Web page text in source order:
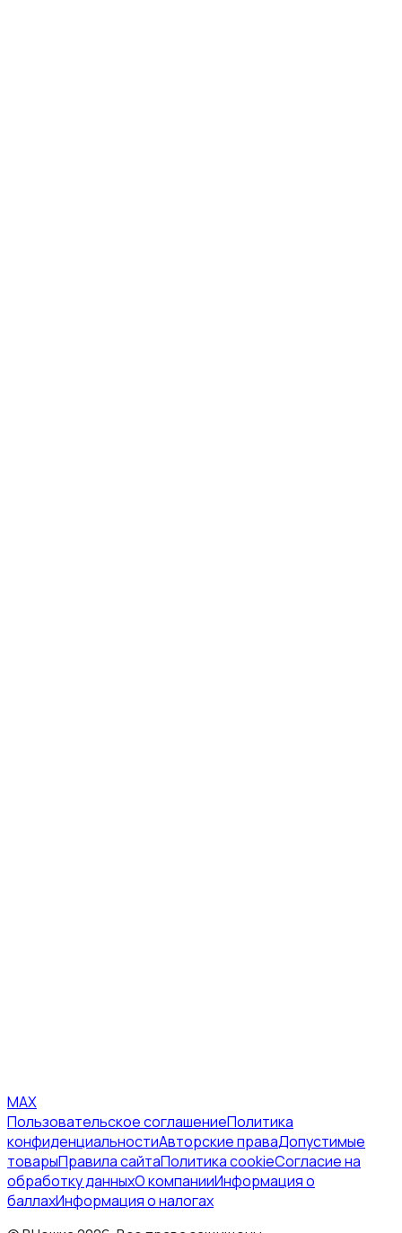
MAX
Пользовательское соглашениеПолитика
конфиденциальностиАвторские праваДопустимые
товарыПравила сайтаПолитика cookieСогласие на
обработку данныхО компанииИнформация о
баллахИнформация о налогах